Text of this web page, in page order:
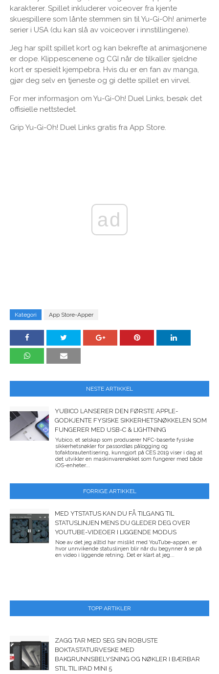
karakterer. Spillet inkluderer voiceover fra kjente
skuespillere som lånte stemmen sin til Yu-Gi-Oh! animerte
serier i USA (du kan slå av voiceover i innstillingene).
Jeg har spilt spillet kort og kan bekrefte at animasjonene
er dope. Klippescenene og CGI når de tilkaller sjeldne
kort er spesielt kjempebra. Hvis du er en fan av manga,
gjør deg selv en tjeneste og gi dette spillet en virvel.
For mer informasjon om Yu-Gi-Oh! Duel Links, besøk det
offisielle nettstedet.
Grip Yu-Gi-Oh! Duel Links gratis fra App Store.
ad
Kategori App Store-Apper
NESTE ARTIKKEL
YUBICO LANSERER DEN FØRSTE APPLE-
GODKJENTE FYSISKE SIKKERHETSNØKKELEN SOM
FUNGERER MED USB-C & LIGHTNING
Yubico, et selskap som produserer NFC-baserte fysiske
sikkerhetsnøkler for passordløs pålogging og
tofaktorautentisering, kunngjort på CES 2019 viser i dag at
det utvikler en maskinvarenøkkel som fungerer med både
iOS-enheter...
FORRIGE ARTIKKEL
MED YTSTATUS KAN DU FÅ TILGANG TIL
STATUSLINJEN MENS DU GLEDER DEG OVER
YOUTUBE-VIDEOER I LIGGENDE MODUS
Noe av det jeg alltid har mislikt med YouTube-appen, er
hvor unnvikende statuslinjen blir når du begynner å se på
en video i liggende retning. Det er klart at jeg...
TOPP ARTIKLER
ZAGG TAR MED SEG SIN ROBUSTE
BOKTASTATURVESKE MED
BAKGRUNNSBELYSNING OG NØKLER I BÆRBAR
STIL TIL IPAD MINI 5